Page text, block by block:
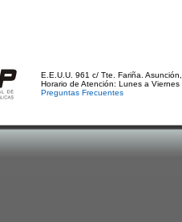
E.E.U.U. 961 c/ Tte. Fariña.
Horario de Atención: Lunes a
Preguntas Frecuentes